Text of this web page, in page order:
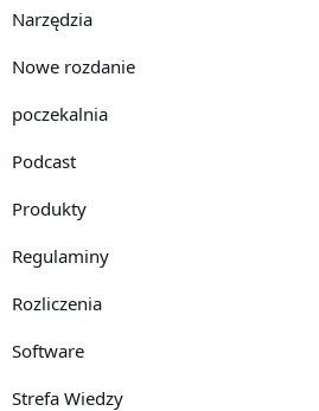
Narzędzia
Nowe rozdanie
poczekalnia
Podcast
Produkty
Regulaminy
Rozliczenia
Software
Strefa Wiedzy